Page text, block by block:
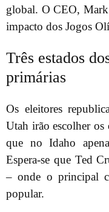
global. O CEO,
impacto dos Jogos
Três estados
primárias
Os eleitores
Utah irão escolher os
que no Idaho
Espera-se que Ted
– onde o principal
popular.